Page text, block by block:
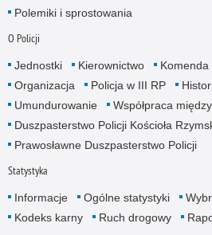
Polemiki i sprostowania
O Policji
Jednostki Kierownictwo
Komenda
Organizacja
Policja w III RP
Umundurowanie
Współpraca
Duszpasterstwo Policji Kościoła
Prawosławne Duszpasterstwo Policji
Statystyka
Informacje Ogólne statystyki
Kodeks karny
Ruch drogowy